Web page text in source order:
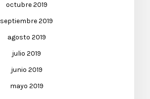
octubre 2019
septiembre 2019
agosto 2019
julio 2019
junio 2019
mayo 2019